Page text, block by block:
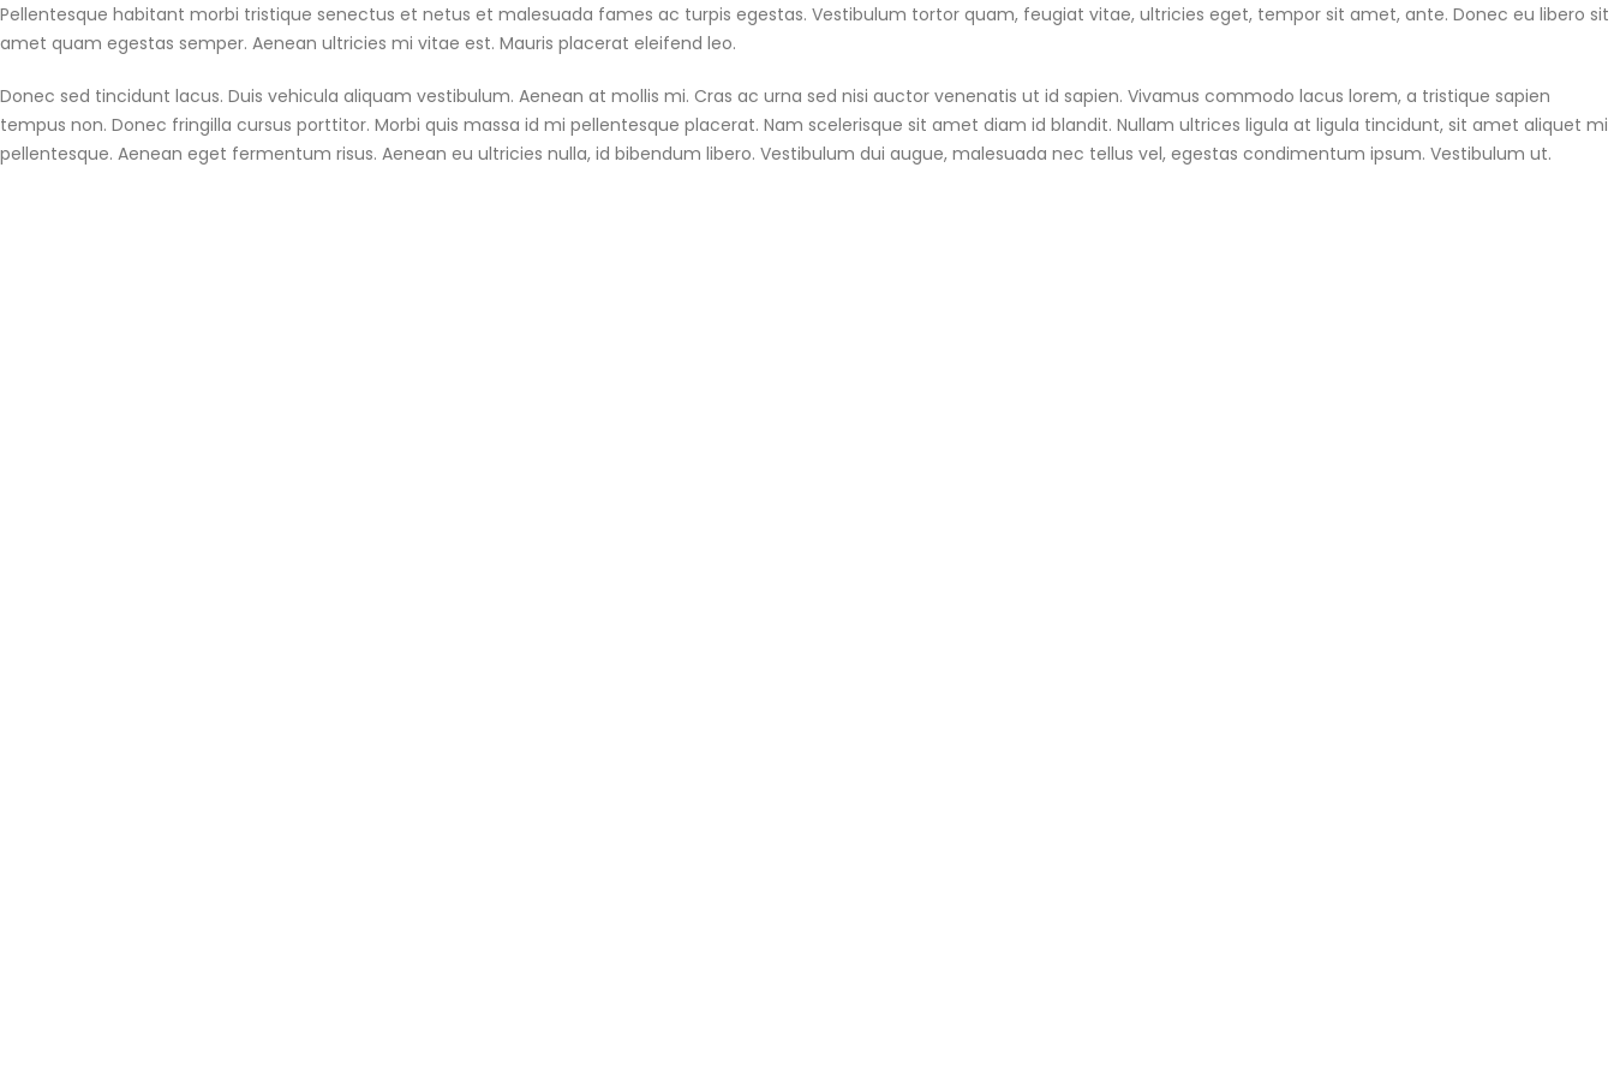
Pellentesque habitant morbi tristique senectus et netus et malesuada fames ac turpis egestas. Vestibulum tortor quam, feugiat vitae, ultricies eget, tempor sit amet, ante. Donec eu libero sit
amet quam egestas semper. Aenean ultricies mi vitae est. Mauris placerat eleifend leo.
Donec sed tincidunt lacus. Duis vehicula aliquam vestibulum. Aenean at mollis mi. Cras ac urna sed nisi auctor venenatis ut id sapien. Vivamus commodo lacus lorem, a tristique sapien
tempus non. Donec fringilla cursus porttitor. Morbi quis massa id mi pellentesque placerat. Nam scelerisque sit amet diam id blandit. Nullam ultrices ligula at ligula tincidunt, sit amet aliquet mi
pellentesque. Aenean eget fermentum risus. Aenean eu ultricies nulla, id bibendum libero. Vestibulum dui augue, malesuada nec tellus vel, egestas condimentum ipsum. Vestibulum ut.